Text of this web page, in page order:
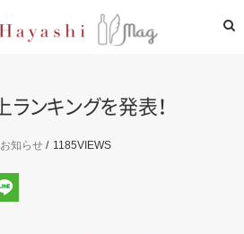
林基就イタリア紀行
レシピ
上ランキングを発表！
お知らせ 1185VIEWS